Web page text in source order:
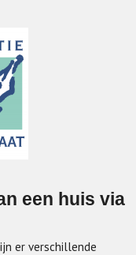
een huis via
er verschillende